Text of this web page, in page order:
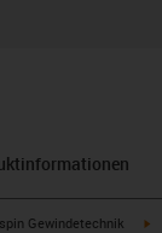
arrow-right
Gewindetechnik